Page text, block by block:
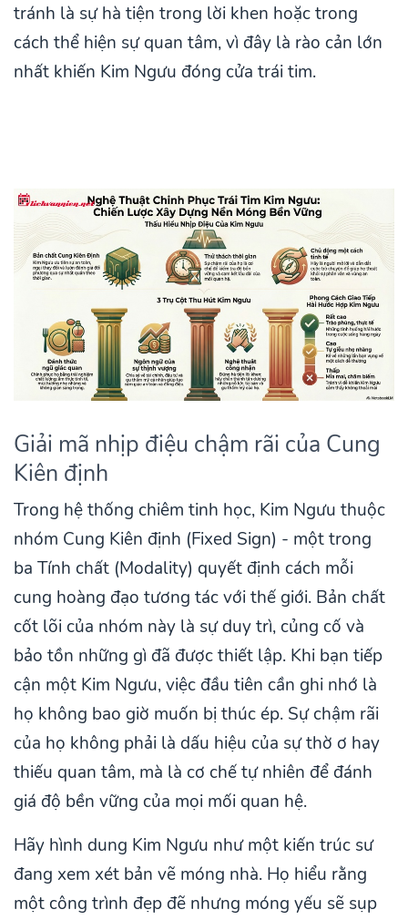
tránh là sự hà tiện trong lời khen hoặc trong
cách thể hiện sự quan tâm, vì đây là rào cản lớn
nhất khiến Kim Ngưu đóng cửa trái tim.
Giải mã nhịp điệu chậm rãi của Cung
Kiên định
Trong hệ thống chiêm tinh học, Kim Ngưu thuộc
nhóm Cung Kiên định (Fixed Sign) - một trong
ba Tính chất (Modality) quyết định cách mỗi
cung hoàng đạo tương tác với thế giới. Bản chất
cốt lõi của nhóm này là sự duy trì, củng cố và
bảo tồn những gì đã được thiết lập. Khi bạn tiếp
cận một Kim Ngưu, việc đầu tiên cần ghi nhớ là
họ không bao giờ muốn bị thúc ép. Sự chậm rãi
của họ không phải là dấu hiệu của sự thờ ơ hay
thiếu quan tâm, mà là cơ chế tự nhiên để đánh
giá độ bền vững của mọi mối quan hệ.
Hãy hình dung Kim Ngưu như một kiến trúc sư
đang xem xét bản vẽ móng nhà. Họ hiểu rằng
một công trình đẹp đẽ nhưng móng yếu sẽ sụp